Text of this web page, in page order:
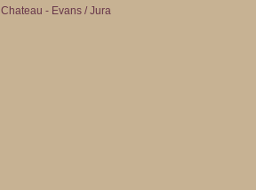
Chateau - Evans / Jura